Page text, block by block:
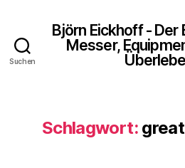
Suchen
Björn Eickhoff - Der
Messer,
Schlagwort: